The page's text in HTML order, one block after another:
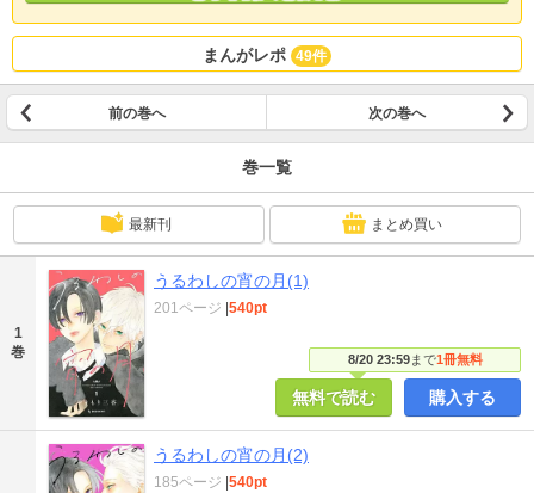
まんがレポ 49件
前の巻へ 次の巻へ
巻一覧
最新刊 まとめ買い
1
巻
うるわしの宵の月(1)
8/20 23:59まで1冊無料
201ページ 540pt
無料で読む 購入する
うるわしの宵の月(2)
185ページ 540pt